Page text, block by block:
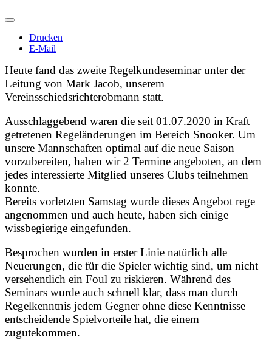
Drucken
E-Mail
Heute fand das zweite Regelkundeseminar unter der
Leitung von Mark Jacob, unserem
Vereinsschiedsrichterobmann statt.
Ausschlaggebend waren die seit 01.07.2020 in Kraft
getretenen Regeländerungen im Bereich Snooker. Um
unsere Mannschaften optimal auf die neue Saison
vorzubereiten, haben wir 2 Termine angeboten, an dem
jedes interessierte Mitglied unseres Clubs teilnehmen
konnte.
Bereits vorletzten Samstag wurde dieses Angebot rege
angenommen und auch heute, haben sich einige
wissbegierige eingefunden.
Besprochen wurden in erster Linie natürlich alle
Neuerungen, die für die Spieler wichtig sind, um nicht
versehentlich ein Foul zu riskieren. Während des
Seminars wurde auch schnell klar, dass man durch
Regelkenntnis jedem Gegner ohne diese Kenntnisse
entscheidende Spielvorteile hat, die einem
zugutekommen.